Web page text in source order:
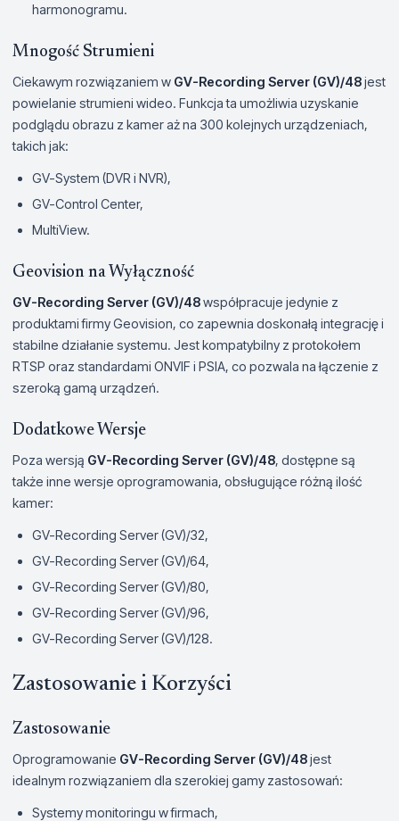
harmonogramu.
Mnogość Strumieni
Ciekawym rozwiązaniem w GV-Recording Server (GV)/48jest
powielanie strumieni wideo. Funkcja ta umożliwia uzyskanie
podglądu obrazu z kamer aż na 300 kolejnych urządzeniach,
takich jak:
GV-System (DVR i NVR),
GV-Control Center,
MultiView.
Geovision na Wyłączność
GV-Recording Server (GV)/48współpracuje jedynie z
produktami firmy Geovision, co zapewnia doskonałą integrację i
stabilne działanie systemu. Jest kompatybilny z protokołem
RTSP oraz standardami ONVIF i PSIA, co pozwala na łączenie z
szeroką gamą urządzeń.
Dodatkowe Wersje
Poza wersją GV-Recording Server (GV)/48, dostępne są
także inne wersje oprogramowania, obsługujące różną ilość
kamer:
GV-Recording Server (GV)/32,
GV-Recording Server (GV)/64,
GV-Recording Server (GV)/80,
GV-Recording Server (GV)/96,
GV-Recording Server (GV)/128.
Zastosowanie i Korzyści
Zastosowanie
Oprogramowanie GV-Recording Server (GV)/48jest
idealnym rozwiązaniem dla szerokiej gamy zastosowań:
Systemy monitoringu w firmach,